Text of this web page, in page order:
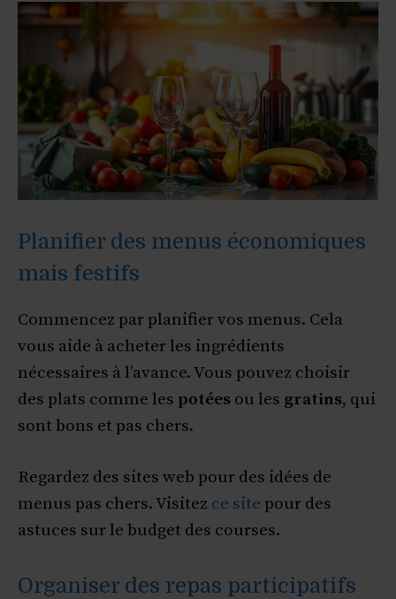
Planifier des menus économiques
mais festifs
Commencez par planifier vos menus. Cela
vous aide à acheter les ingrédients
nécessaires à l’avance. Vous pouvez choisir
des plats comme les potées ou les gratins, qui
sont bons et pas chers.
Regardez des sites web pour des idées de
menus pas chers. Visitez ce site pour des
astuces sur le budget des courses.
Organiser des repas participatifs